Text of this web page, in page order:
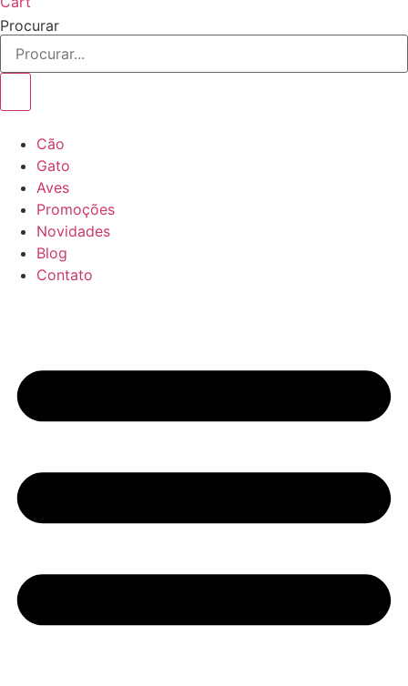
Procurar
Cão
Gato
Aves
Promoções
Novidades
Blog
Contato